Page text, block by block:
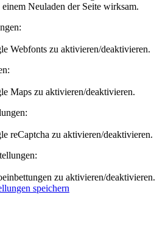
Neuladen der Seite wirksam.
Webfonts zu aktivieren/deaktivieren.
Maps zu aktivieren/deaktivieren.
reCaptcha zu aktivieren/deaktivieren.
zu aktivieren/deaktivieren.
speichern